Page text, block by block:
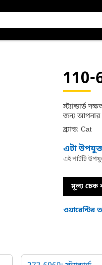
110-
স্ট্যান্ডার্ড
জন্য আপনার
ব্র্যান্ড: Cat
এটা
এই পার্টটি
মূল্য
ওয়ারেন্টির